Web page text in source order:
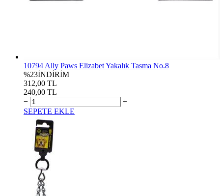
10794 Ally Paws Elizabet Yakalık Tasma No.8
%23İNDİRİM
312,00 TL
240,00 TL
−
+
SEPETE EKLE